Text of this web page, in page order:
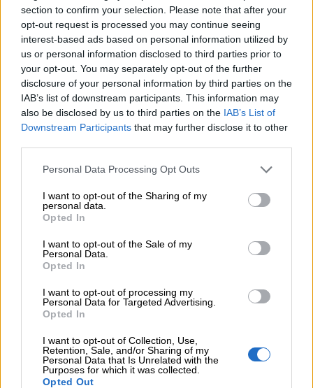
section to confirm your selection. Please note that after your
opt-out request is processed you may continue seeing
interest-based ads based on personal information utilized by
us or personal information disclosed to third parties prior to
your opt-out. You may separately opt-out of the further
disclosure of your personal information by third parties on the
IAB’s list of downstream participants. This information may
also be disclosed by us to third parties on the IAB’s List of
Downstream Participants that may further disclose it to other
Personal Data Processing Opt Outs
I want to opt-out of the Sharing of my
personal data.
Opted In
I want to opt-out of the Sale of my
Personal Data.
Opted In
I want to opt-out of processing my
Personal Data for Targeted Advertising.
Opted In
I want to opt-out of Collection, Use,
Retention, Sale, and/or Sharing of my
Personal Data that Is Unrelated with the
Purposes for which it was collected.
Opted Out
04.08.2026 - 12:40
Τράπεζα Κύπρου: Ενισχυμένες κατά 31% οι ασφαλιστικές
υπηρεσίες - Κέρδη €252 εκατ. (+7%) και ROTE 18.8% στο
εξάμηνο
04.08.2026 - 11:49
Σπύρος Γεωργαράς - «ΥΓΕΙΑ» / Ερευνητικό και Θεραπευτικό
Ινστιτούτο ΟΦΘΑΛΜΟΣ
10 βασικές συμβουλές για προστασία μετά από πυρκαγιά
04.08.2026 - 11:26
Γιάννης Καντώρος – Όμιλος INTERAMERICAN
Συνεχής ροή